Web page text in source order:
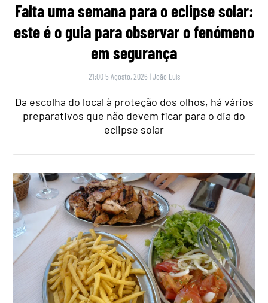
Falta uma semana para o eclipse solar:
este é o guia para observar o fenómeno
em segurança
21:00 5 Agosto, 2026 |João Luís
Da escolha do local à proteção dos olhos, há vários
preparativos que não devem ficar para o dia do
eclipse solar